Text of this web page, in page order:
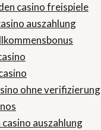
casino freispiele
auszahlung
ohne verifizierung
auszahlung